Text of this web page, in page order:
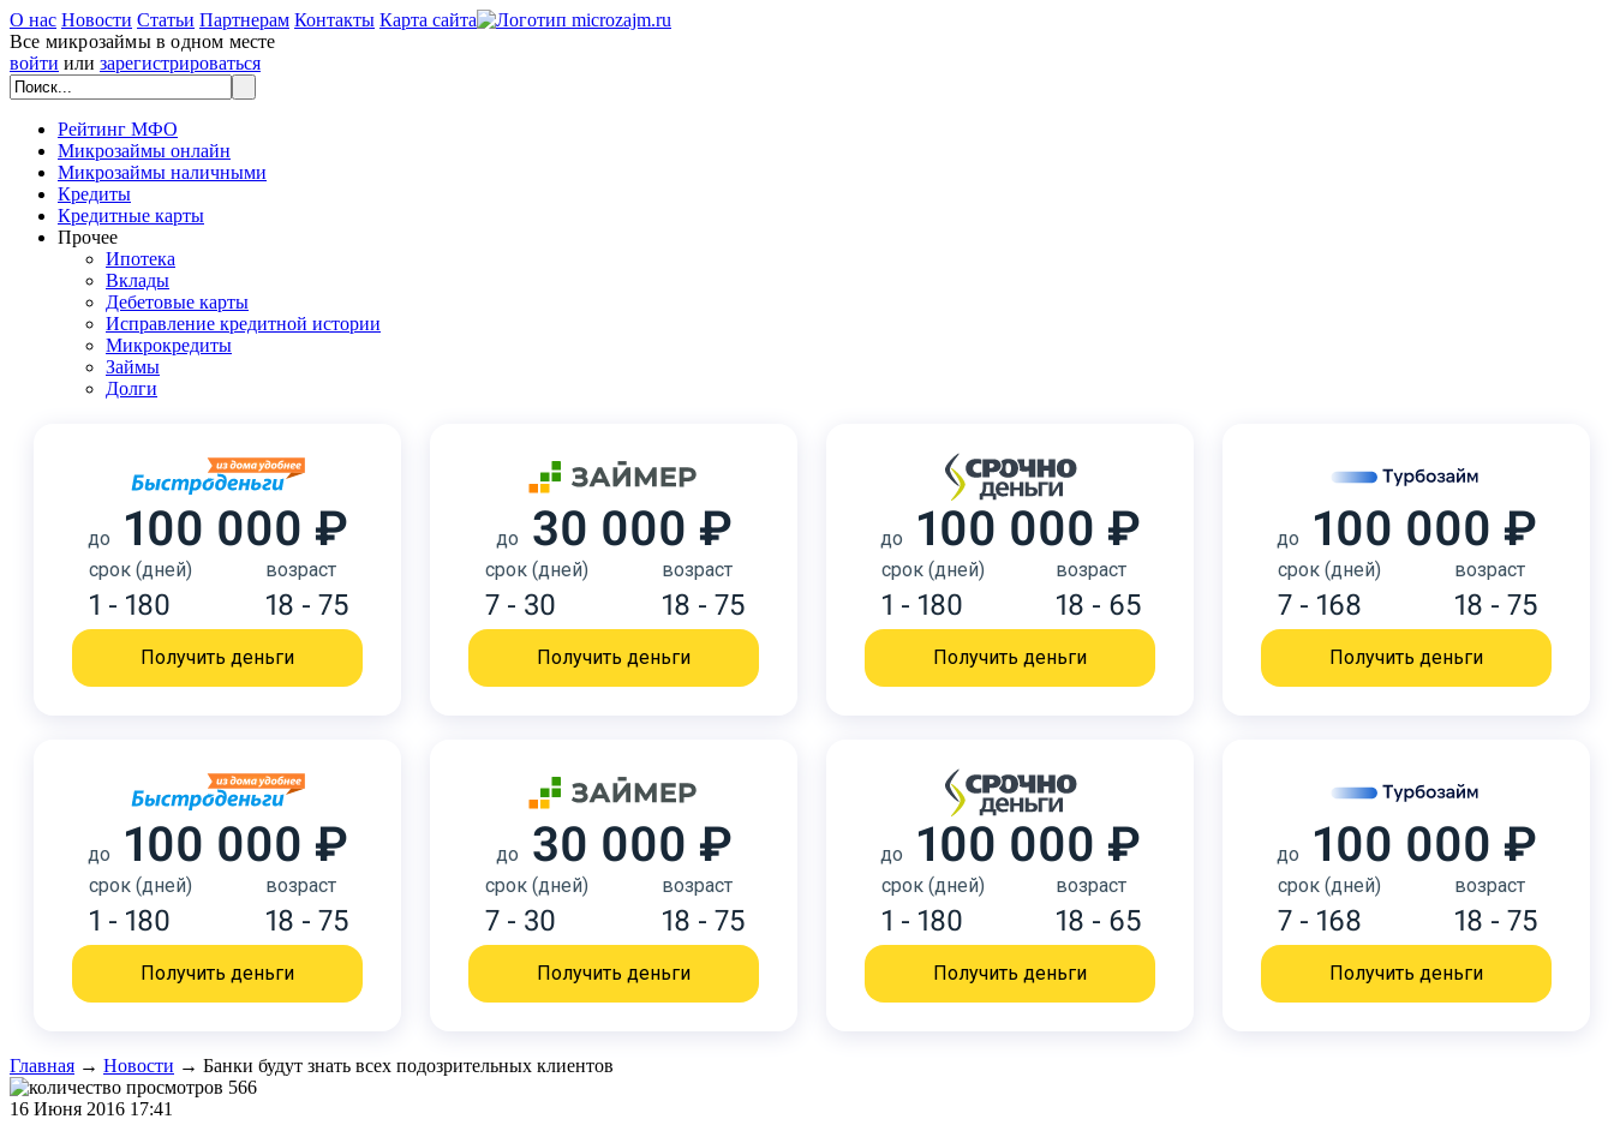
О нас Новости Статьи Партнерам Контакты Карта сайта
Все микрозаймы в одном месте
войти или зарегистрироваться
Рейтинг МФО
Микрозаймы онлайн
Микрозаймы наличными
Кредиты
Кредитные карты
Прочее
Ипотека
Вклады
Дебетовые карты
Исправление кредитной истории
Микрокредиты
Займы
Долги
до 100 000 ₽
срок (дней)
1 - 180
возраст
18 - 75
Получить деньги
до 30 000 ₽
срок (дней)
7 - 30
возраст
18 - 75
Получить деньги
до 100 000 ₽
срок (дней)
1 - 180
возраст
18 - 65
Получить деньги
до 100 000 ₽
срок (дней)
7 - 168
возраст
18 - 75
Получить деньги
до 100 000 ₽
срок (дней)
1 - 180
возраст
18 - 75
Получить деньги
до 30 000 ₽
срок (дней)
7 - 30
возраст
18 - 75
Получить деньги
до 100 000 ₽
срок (дней)
1 - 180
возраст
18 - 65
Получить деньги
до 100 000 ₽
срок (дней)
7 - 168
возраст
18 - 75
Получить деньги
Главная → Новости → Банки будут знать всех подозрительных клиентов
566
16 Июня 2016 17:41